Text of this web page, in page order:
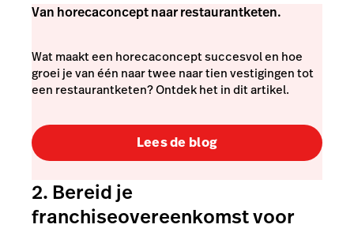
Van horecaconcept naar restaurantketen.
Wat maakt een horecaconcept succesvol en hoe
groei je van één naar twee naar tien vestigingen tot
een restaurantketen? Ontdek het in dit artikel.
Lees de blog
2. Bereid je
franchiseovereenkomst voor